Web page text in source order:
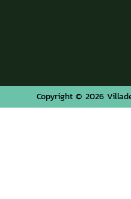
Copyright © 2026